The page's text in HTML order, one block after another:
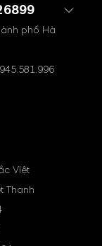
phố Hà
Việt
Thanh